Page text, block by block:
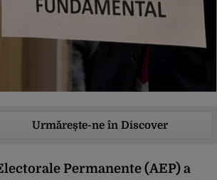
Urmărește-ne în Discover
Permanente (AEP) a